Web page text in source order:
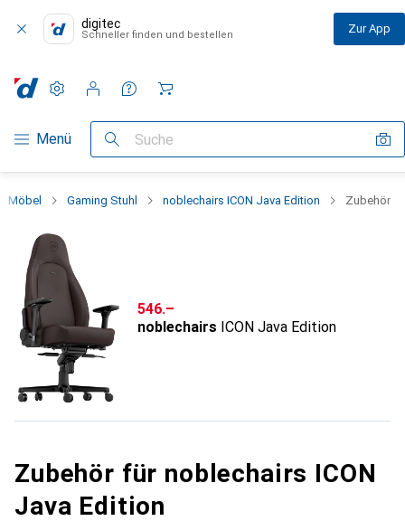
digitec
Schneller finden und bestellen Zur App
Navigation nach Kategorien
Menü Suche
Einstellungen
Kundenkonto
Vergleichslisten
Merklisten
Warenkorb
Möbel Gaming Stuhl noblechairs ICON Java Edition Zubehör
CHF
546.–
noblechairs ICON Java Edition
Zubehör für noblechairs ICON
Java Edition